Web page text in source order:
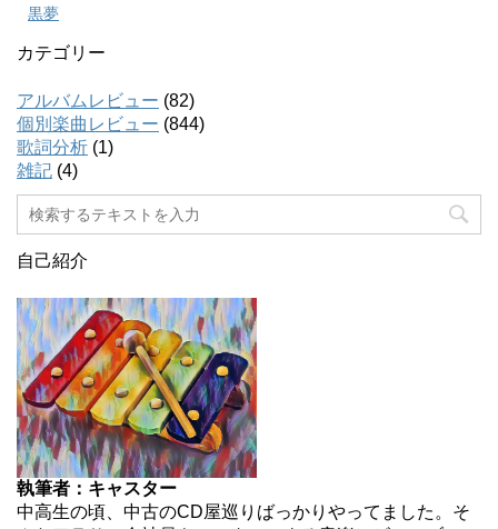
黒夢
カテゴリー
アルバムレビュー (82)
個別楽曲レビュー (844)
歌詞分析 (1)
雑記 (4)
自己紹介
執筆者：キャスター
中高生の頃、中古のCD屋巡りばっかりやってました。そ